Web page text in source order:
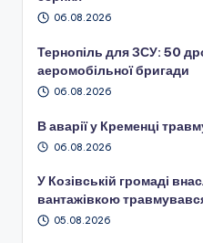
06.08.2026
Тернопіль для ЗСУ: 50
аеромобільної бригади
06.08.2026
В аварії у Кременці
06.08.2026
У Козівській громаді
вантажівкою
05.08.2026